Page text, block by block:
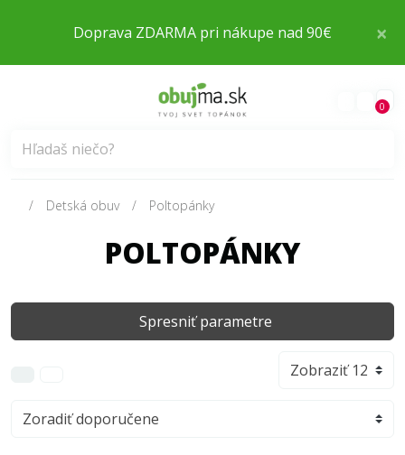
×
Doprava ZDARMA pri nákupe nad 90€
0
Detská obuv Poltopánky
POLTOPÁNKY
Spresniť parametre